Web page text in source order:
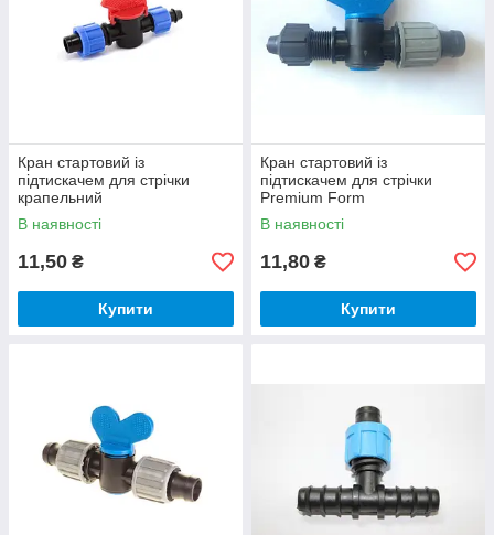
Кран стартовий із
підтискачем для стрічки
крапельний
В наявності
11,50 ₴
Купити
Кран стартовий із
підтискачем для стрічки
Premium Form
В наявності
11,80 ₴
Купити